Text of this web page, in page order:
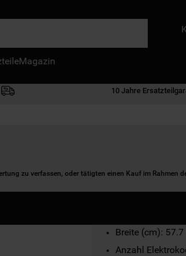
Magazin
10 Jahre
zu verfassen, oder tätigten einen Kauf im Rahmen
Breite (cm): 57.7
Anzahl